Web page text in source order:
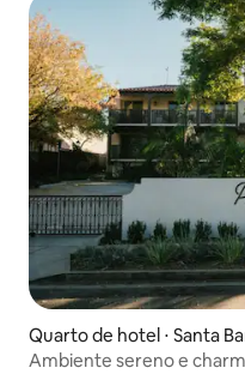
Quarto de hotel ⋅ Santa
Ambiente sereno e